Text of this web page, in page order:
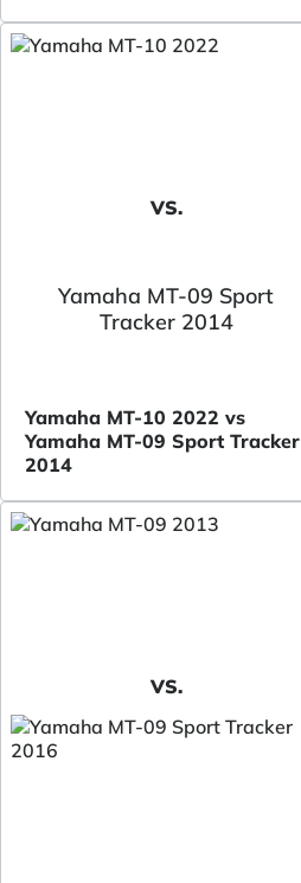
VS.
Yamaha MT-09 Sport
Tracker 2014
Yamaha MT-10 2022 vs
Yamaha MT-09 Sport Tracker
2014
VS.